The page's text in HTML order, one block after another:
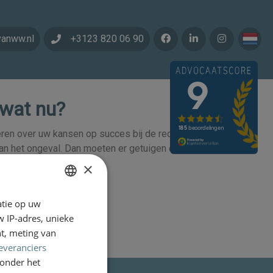
+3123 820 06 90
nu?
over uw kansen op succes bij de rechter. In
ongeval. Dan moeten er getuigen of deskundigen
ENGLISH
×
op uw
IP-adres, unieke
meting van
het